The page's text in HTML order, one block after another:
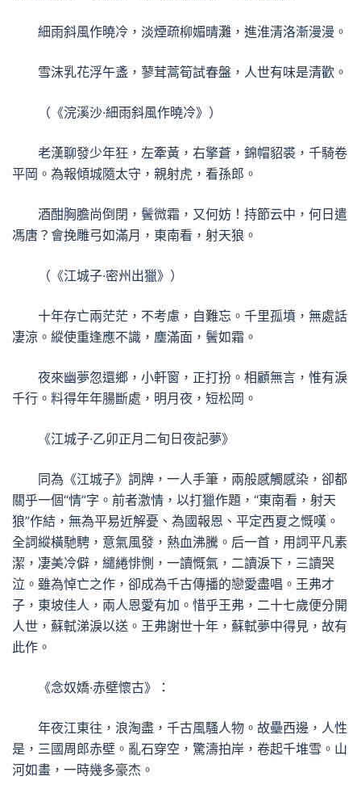
細雨斜風作曉冷，淡煙疏柳媚晴灘，進淮清洛漸漫漫。
雪沫乳花浮午盞，蓼茸蒿筍試春盤，人世有味是清歡。
（《浣溪沙·細雨斜風作曉冷》）
老漢聊發少年狂，左牽黃，右擎蒼，錦帽貂裘，千騎卷
平岡。為報傾城隨太守，親射虎，看孫郎。
酒酣胸膽尚倒閉，鬢微霜，又何妨！持節云中，何日遣
馮唐？會挽雕弓如滿月，東南看，射天狼。
（《江城子·密州出獵》）
十年存亡兩茫茫，不考慮，自難忘。千里孤墳，無處話
凄涼。縱使重逢應不識，塵滿面，鬢如霜。
夜來幽夢忽還鄉，小軒窗，正打扮。相顧無言，惟有淚
千行。料得年年腸斷處，明月夜，短松岡。
《江城子·乙卯正月二旬日夜記夢》
同為《江城子》詞牌，一人手筆，兩般感觸感染，卻都
關乎一個“情”字。前者激情，以打獵作題，“東南看，射天
狼”作結，無為平易近解憂、為國報恩、平定西夏之慨嘆。
全詞縱橫馳騁，意氣風發，熱血沸騰。后一首，用詞平凡素
潔，凄美冷僻，繾綣悱惻，一讀慨氣，二讀淚下，三讀哭
泣。雖為悼亡之作，卻成為千古傳播的戀愛盡唱。王弗才
子，東坡佳人，兩人恩愛有加。惜乎王弗，二十七歲便分開
人世，蘇軾涕淚以送。王弗謝世十年，蘇軾夢中得見，故有
此作。
《念奴嬌·赤壁懷古》：
年夜江東往，浪淘盡，千古風騷人物。故壘西邊，人性
是，三國周郎赤壁。亂石穿空，驚濤拍岸，卷起千堆雪。山
河如畫，一時幾多豪杰。